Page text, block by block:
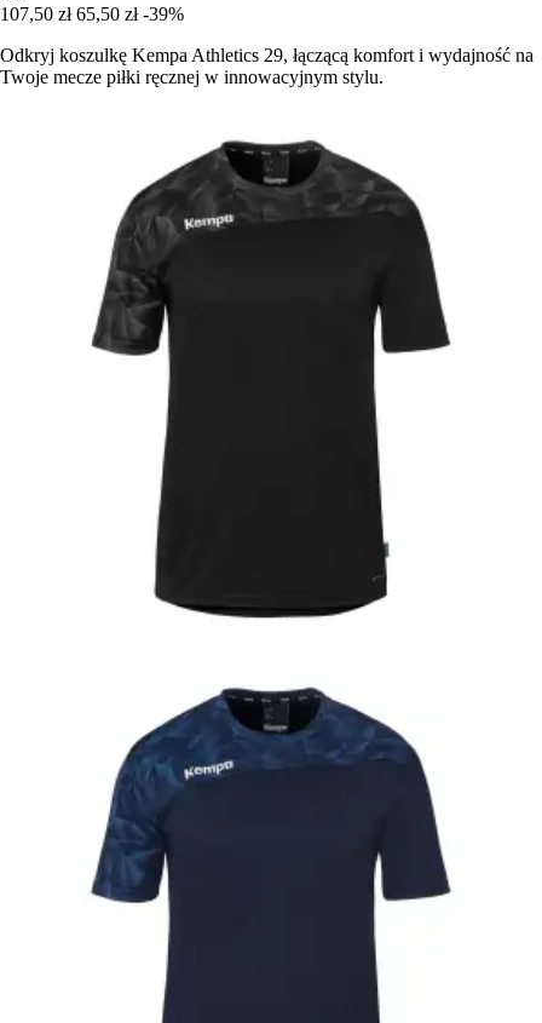
107,50 zł 65,50 zł -39%
Odkryj koszulkę Kempa Athletics 29, łączącą komfort i wydajność na
Twoje mecze piłki ręcznej w innowacyjnym stylu.